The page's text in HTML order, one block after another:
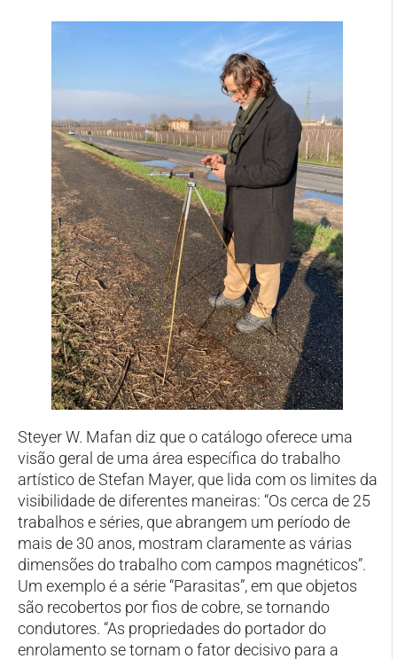
Steyer W. Mafan diz que o catálogo oferece uma
visão geral de uma área específica do trabalho
artístico de Stefan Mayer, que lida com os limites da
visibilidade de diferentes maneiras: “Os cerca de 25
trabalhos e séries, que abrangem um período de
mais de 30 anos, mostram claramente as várias
dimensões do trabalho com campos magnéticos”.
Um exemplo é a série “Parasitas”, em que objetos
são recobertos por fios de cobre, se tornando
condutores. “As propriedades do portador do
enrolamento se tornam o fator decisivo para a